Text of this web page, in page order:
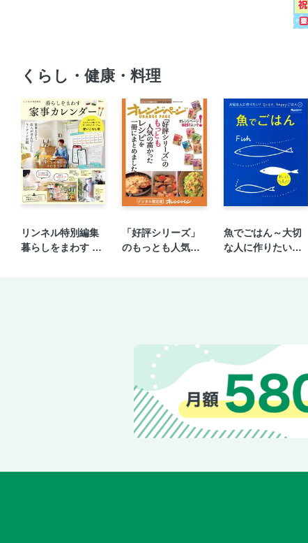
くらし・健康・料理
リンネル特別編集
暮らしをまわす 家
「好評シリーズ」
のもっとも人気の
魚でごはん～大切
な人に作りたい！